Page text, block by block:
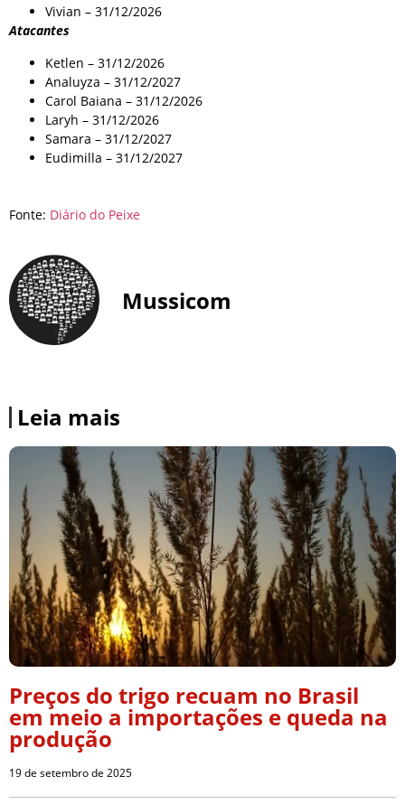
Vivian – 31/12/2026
Atacantes
Ketlen – 31/12/2026
Analuyza – 31/12/2027
Carol Baiana – 31/12/2026
Laryh – 31/12/2026
Samara – 31/12/2027
Eudimilla – 31/12/2027
Fonte: Diário do Peixe
Mussicom
Leia mais
Preços do trigo recuam no Brasil
em meio a importações e queda na
produção
19 de setembro de 2025